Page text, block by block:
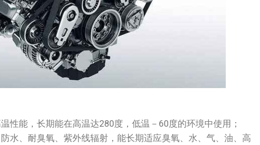
性能，长期能在高温达280度，低温－60度的环境中使用；
水、耐臭氧、紫外线辐射，能长期适应臭氧、水、气、油、高